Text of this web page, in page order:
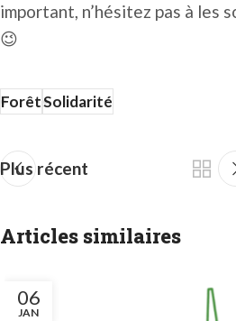
important, n’hésitez pas à les
😉
ForêtSolidarité
Plus récent
Articles similaires
06
JAN